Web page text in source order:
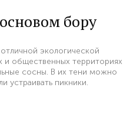
бору
экологической
и общественных территориях
сосны. В их тени можно
устраивать пикники.